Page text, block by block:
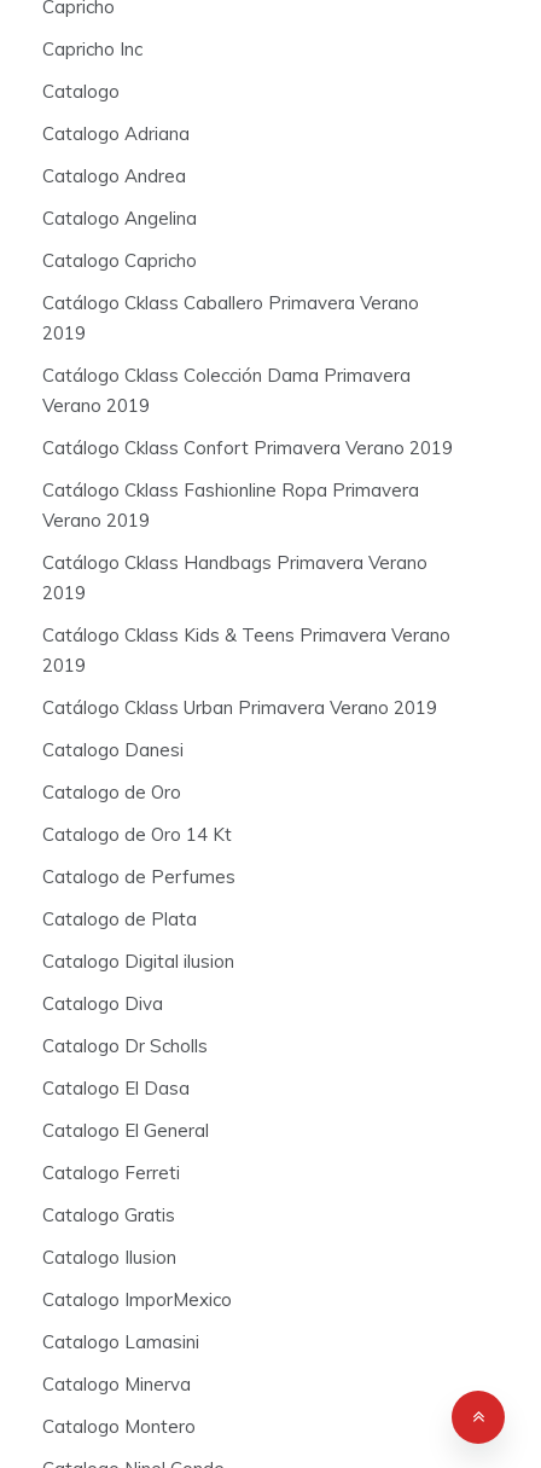
Capricho
Capricho Inc
Catalogo
Catalogo Adriana
Catalogo Andrea
Catalogo Angelina
Catalogo Capricho
Catálogo Cklass Caballero Primavera Verano
2019
Catálogo Cklass Colección Dama Primavera
Verano 2019
Catálogo Cklass Confort Primavera Verano 2019
Catálogo Cklass Fashionline Ropa Primavera
Verano 2019
Catálogo Cklass Handbags Primavera Verano
2019
Catálogo Cklass Kids & Teens Primavera Verano
2019
Catálogo Cklass Urban Primavera Verano 2019
Catalogo Danesi
Catalogo de Oro
Catalogo de Oro 14 Kt
Catalogo de Perfumes
Catalogo de Plata
Catalogo Digital ilusion
Catalogo Diva
Catalogo Dr Scholls
Catalogo El Dasa
Catalogo El General
Catalogo Ferreti
Catalogo Gratis
Catalogo Ilusion
Catalogo ImporMexico
Catalogo Lamasini
Catalogo Minerva
Catalogo Montero